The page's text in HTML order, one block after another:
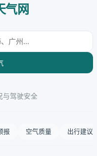
气网
与驾驶安全
报 空气质量 出行建议